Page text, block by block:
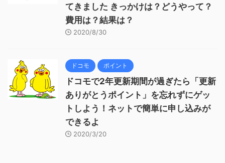
てきました きっかけは？どうやって？
費用は？結果は？
2020/8/30
ドコモ ポイント
ドコモで2年更新期間が過ぎたら「更新
ありがとうポイント」を忘れずにゲッ
トしよう！ネットで簡単に申し込みが
できるよ
2020/3/20